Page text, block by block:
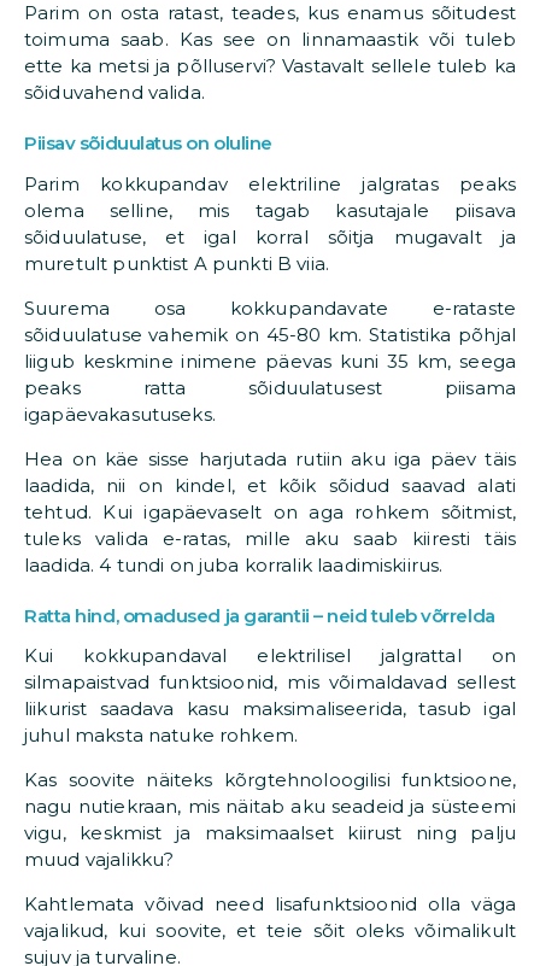
Parim on osta ratast, teades, kus enamus sõitudest
toimuma saab. Kas see on linnamaastik või tuleb
ette ka metsi ja põlluservi? Vastavalt sellele tuleb ka
sõiduvahend valida.
Piisav sõiduulatus on oluline
Parim kokkupandav elektriline jalgratas peaks
olema selline, mis tagab kasutajale piisava
sõiduulatuse, et igal korral sõitja mugavalt ja
muretult punktist A punkti B viia.
Suurema osa kokkupandavate e-rataste
sõiduulatuse vahemik on 45-80 km. Statistika põhjal
liigub keskmine inimene päevas kuni 35 km, seega
peaks ratta sõiduulatusest piisama
igapäevakasutuseks.
Hea on käe sisse harjutada rutiin aku iga päev täis
laadida, nii on kindel, et kõik sõidud saavad alati
tehtud. Kui igapäevaselt on aga rohkem sõitmist,
tuleks valida e-ratas, mille aku saab kiiresti täis
laadida. 4 tundi on juba korralik laadimiskiirus.
Ratta hind, omadused ja garantii – neid tuleb võrrelda
Kui kokkupandaval elektrilisel jalgrattal on
silmapaistvad funktsioonid, mis võimaldavad sellest
liikurist saadava kasu maksimaliseerida, tasub igal
juhul maksta natuke rohkem.
Kas soovite näiteks kõrgtehnoloogilisi funktsioone,
nagu nutiekraan, mis näitab aku seadeid ja süsteemi
vigu, keskmist ja maksimaalset kiirust ning palju
muud vajalikku?
Kahtlemata võivad need lisafunktsioonid olla väga
vajalikud, kui soovite, et teie sõit oleks võimalikult
sujuv ja turvaline.